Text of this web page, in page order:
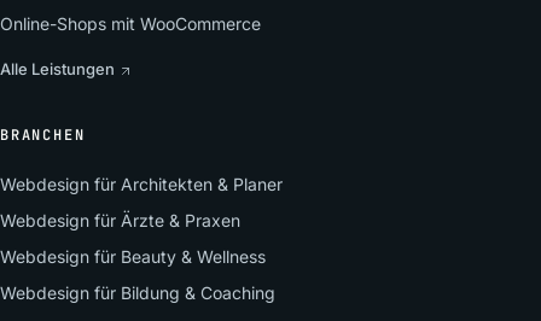
Online-Shops mit WooCommerce
Alle Leistungen
BRANCHEN
Webdesign für Architekten & Planer
Webdesign für Ärzte & Praxen
Webdesign für Beauty & Wellness
Webdesign für Bildung & Coaching